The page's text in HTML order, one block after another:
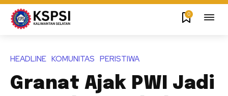
0
HEADLINE KOMUNITAS PERISTIWA
Granat Ajak PWI Jadi